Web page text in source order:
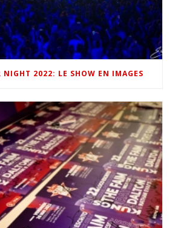
NIGHT 2022: LE SHOW EN IMAGES